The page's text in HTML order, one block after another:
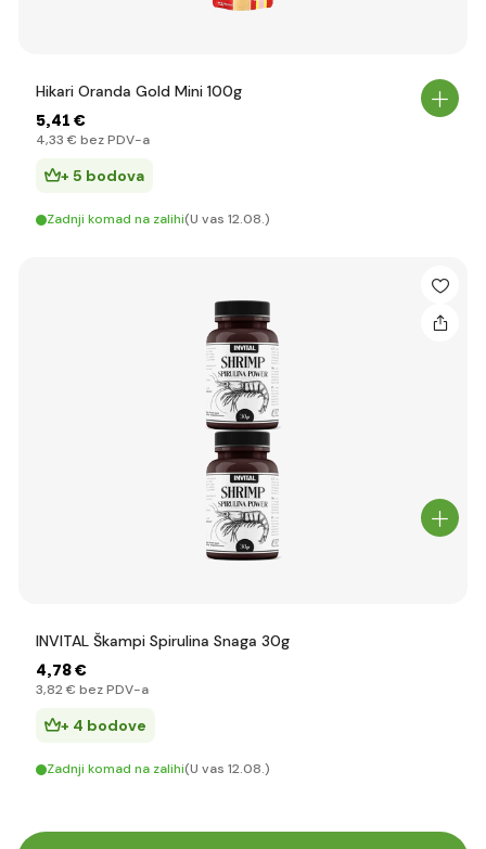
Hikari Oranda Gold Mini 100g
5,41 €
4,33 € bez PDV-a
+ 5 bodova
Zadnji komad na zalihi(U vas 12.08.)
INVITAL Škampi Spirulina Snaga 30g
4,78 €
3,82 € bez PDV-a
+ 4 bodove
Zadnji komad na zalihi(U vas 12.08.)